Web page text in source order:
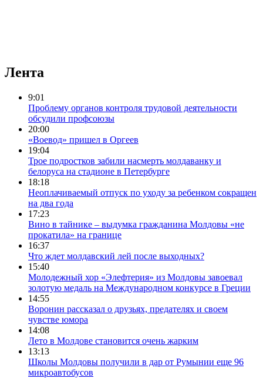
Лента
9:01
Проблему органов контроля трудовой деятельности
обсудили профсоюзы
20:00
«Воевод» пришел в Оргеев
19:04
Трое подростков забили насмерть молдаванку и
белоруса на стадионе в Петербурге
18:18
Неоплачиваемый отпуск по уходу за ребенком сокращен
на два года
17:23
Вино в тайнике – выдумка гражданина Молдовы «не
прокатила» на границе
16:37
Что ждет молдавский лей после выходных?
15:40
Молодежный хор «Элефтерия» из Молдовы завоевал
золотую медаль на Международном конкурсе в Греции
14:55
Воронин рассказал о друзьях, предателях и своем
чувстве юмора
14:08
Лето в Молдове становится очень жарким
13:13
Школы Молдовы получили в дар от Румынии еще 96
микроавтобусов